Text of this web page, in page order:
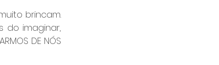
brincam.
do imaginar,
DE NÓS